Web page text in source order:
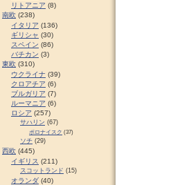
リトアニア (8)
南欧 (238)
イタリア (136)
ギリシャ (30)
スペイン (86)
バチカン (3)
東欧 (310)
ウクライナ (39)
クロアチア (6)
ブルガリア (7)
ルーマニア (6)
ロシア (257)
サハリン (67)
ポロナイスク (37)
ソチ (29)
西欧 (445)
イギリス (211)
スコットランド (15)
オランダ (40)